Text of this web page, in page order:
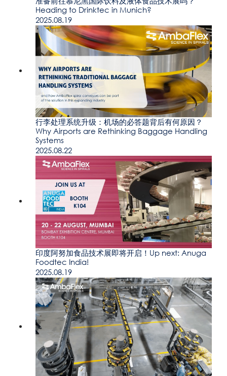
Heading to Drinktec in Munich?
2025.08.19
行李处理系统升级：机场的必答题背后有何原因？
Why Airports are Rethinking Baggage Handling
Systems
2025.08.22
印度阿努加食品技术展即将开启！Up next: Anuga
Foodtec India!
2025.08.19